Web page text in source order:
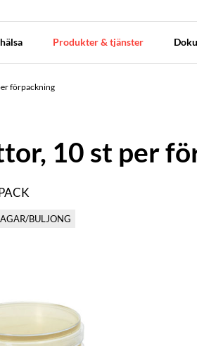
Produkter & tjänster
förpackning
10 st per
AGAR/BULJONG